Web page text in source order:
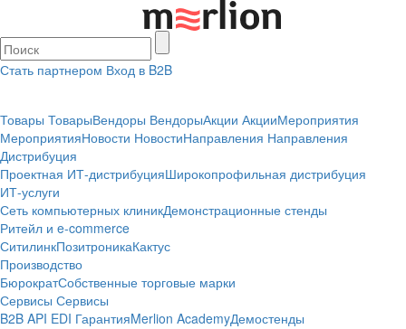
Стать партнером Вход в B2B
Товары ТоварыВендоры ВендорыАкции АкцииМероприятия
МероприятияНовости НовостиНаправления Направления
Дистрибуция
Проектная ИТ-дистрибуцияШирокопрофильная дистрибуция
ИТ-услуги
Сеть компьютерных клиникДемонстрационные стенды
Ритейл и e-commerce
СитилинкПозитроникаКактус
Производство
БюрократСобственные торговые марки
Сервисы Сервисы
B2B API EDI ГарантияMerlion AcademyДемостенды